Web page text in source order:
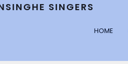
HOME